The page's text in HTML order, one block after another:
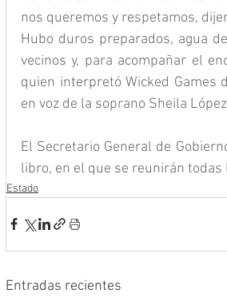
nos queremos y respetamos,
Hubo duros preparados, agua
vecinos y, para acompañar el
quien interpretó Wicked Games
en voz de la soprano Sheila
El Secretario General de
libro, en el que se reunirán
Estado
Entradas recientes